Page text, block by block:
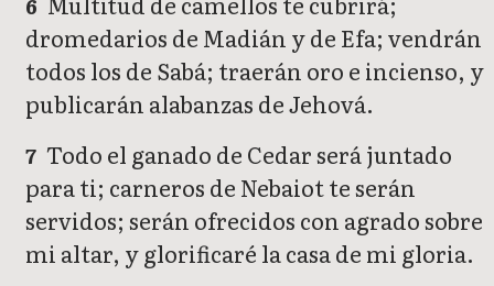
6
dromedarios de Madián y de Efa; vendrán
todos los de Sabá; traerán oro e incienso, y
publicarán alabanzas de Jehová.
7 Todo el ganado de Cedar será juntado
para ti; carneros de Nebaiot te serán
servidos; serán ofrecidos con agrado sobre
mi altar, y glorificaré la casa de mi gloria.